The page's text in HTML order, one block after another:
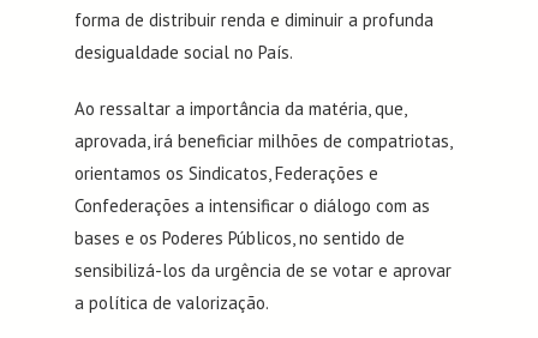
forma de distribuir renda e diminuir a profunda
desigualdade social no País.
Ao ressaltar a importância da matéria, que,
aprovada, irá beneficiar milhões de compatriotas,
orientamos os Sindicatos, Federações e
Confederações a intensificar o diálogo com as
bases e os Poderes Públicos, no sentido de
sensibilizá-los da urgência de se votar e aprovar
a política de valorização.